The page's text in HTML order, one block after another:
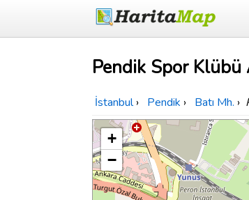
Pendik Spor Klübü
İstanbul › Pendik › Batı Mh. ›
+
−